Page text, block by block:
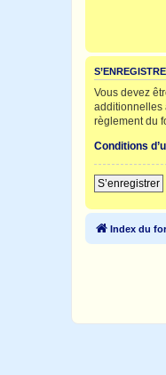
Vous devez
additionnelles
règlement du
Conditions
S’enregistrer
Index du